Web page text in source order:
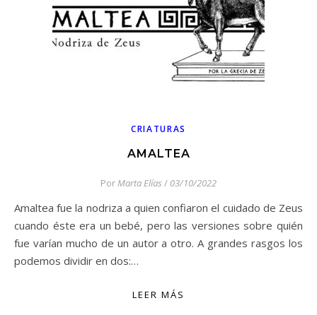
CRIATURAS
AMALTEA
PorMarta Elías / 03/10/2022
Amaltea fue la nodriza a quien confiaron el cuidado de Zeus
cuando éste era un bebé, pero las versiones sobre quién
fue varían mucho de un autor a otro. A grandes rasgos los
podemos dividir en dos:…
LEER MÁS